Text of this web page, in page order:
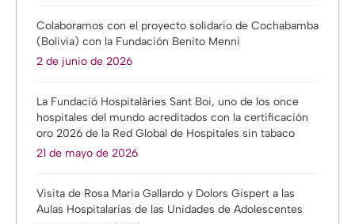
Colaboramos con el proyecto solidario de Cochabamba
(Bolivia) con la Fundación Benito Menni
2 de junio de 2026
La Fundació Hospitalàries Sant Boi, uno de los once
hospitales del mundo acreditados con la certificación
oro 2026 de la Red Global de Hospitales sin tabaco
21 de mayo de 2026
Visita de Rosa Maria Gallardo y Dolors Gispert a las
Aulas Hospitalarias de las Unidades de Adolescentes